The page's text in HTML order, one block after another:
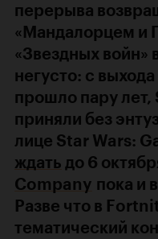
перерыва
«Мандалорцем и
«Звездных войн»
негусто: с
прошло пару
приняли без
лице Star Wars:
ждать до 6
Company пока и
Разве что в
тематический